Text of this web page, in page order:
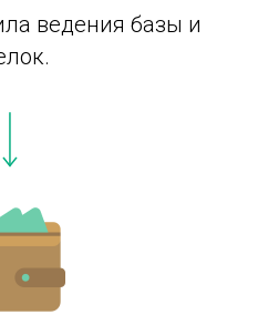
ведения базы и